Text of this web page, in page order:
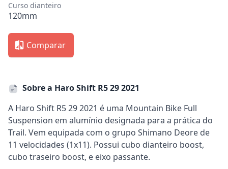
Curso dianteiro
120mm
Comparar
Sobre a Haro Shift R5 29 2021
A Haro Shift R5 29 2021 é uma Mountain Bike Full
Suspension em alumínio designada para a prática do
Trail. Vem equipada com o grupo Shimano Deore de
11 velocidades (1x11). Possui cubo dianteiro boost,
cubo traseiro boost, e eixo passante.